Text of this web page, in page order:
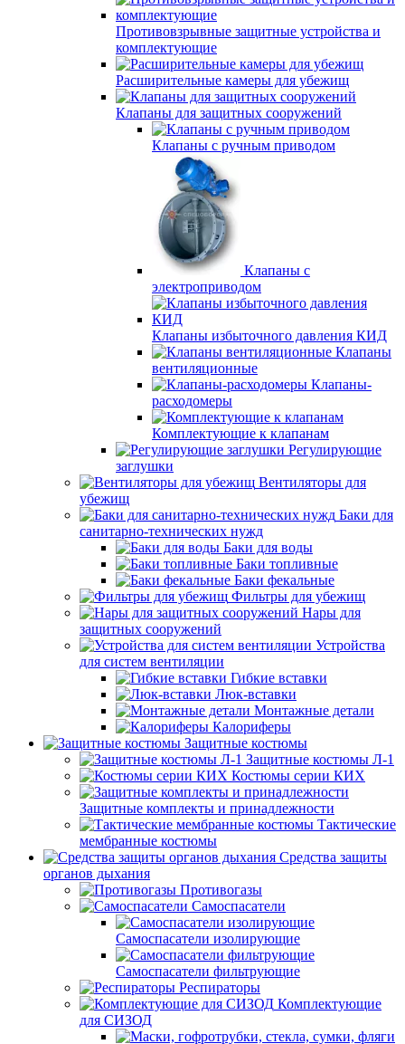
Противовзрывные защитные устройства и
комплектующие
Расширительные камеры для убежищ
Клапаны для защитных сооружений
Клапаны с ручным приводом
Клапаны с
электроприводом
Клапаны избыточного давления КИД
Клапаны
вентиляционные
Клапаны-
расходомеры
Комплектующие к клапанам
Регулирующие
заглушки
Вентиляторы для
убежищ
Баки для
санитарно-технических нужд
Баки для воды
Баки топливные
Баки фекальные
Фильтры для убежищ
Нары для
защитных сооружений
Устройства
для систем вентиляции
Гибкие вставки
Люк-вставки
Монтажные детали
Калориферы
Защитные костюмы
Защитные костюмы Л-1
Костюмы серии КИХ
Защитные комплекты и принадлежности
Тактические
мембранные костюмы
Средства защиты
органов дыхания
Противогазы
Самоспасатели
Самоспасатели изолирующие
Самоспасатели фильтрующие
Респираторы
Комплектующие
для СИЗОД